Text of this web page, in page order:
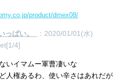
product/dmex08/
っぱい。
：2020/01/01(水)
4]
いイマムー軍曹凄いな
人権あるわ、使い辛さはあれだが